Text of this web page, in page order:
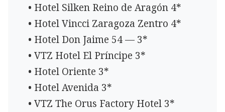
• Hotel Silken Reino de Aragón 4*
• Hotel Vincci Zaragoza Zentro 4*
• Hotel Don Jaime 54 — 3*
• VTZ Hotel El Príncipe 3*
• Hotel Oriente 3*
• Hotel Avenida 3*
• VTZ The Orus Factory Hotel 3*